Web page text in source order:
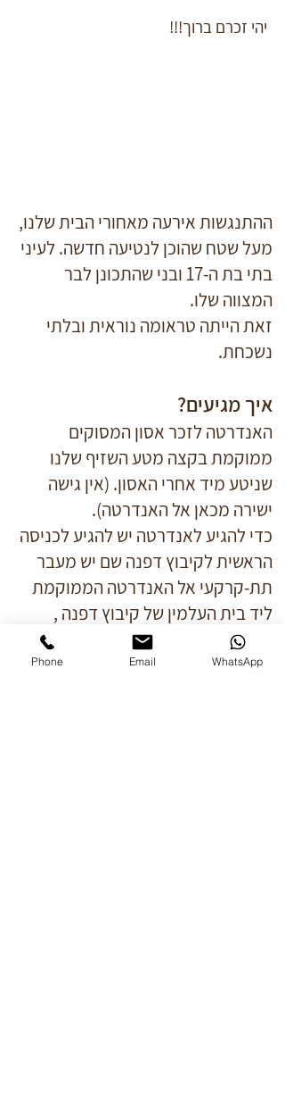
יהי זכרם ברוך!!!
ההתנגשות אירעה מאחורי הבית שלנו,
מעל שטח שהוכן לנטיעה חדשה. לעיני
בתי בת ה-17 ובני שהתכונן לבר
המצווה שלו.
זאת הייתה טראומה נוראית ובלתי
נשכחת.
איך מגיעים?
האנדרטה לזכר אסון המסוקים
ממוקמת בקצה מטע השזיף שלנו
שניטע מיד אחרי האסון. (אין גישה
ישירה מכאן אל האנדרטה).
כדי להגיע לאנדרטה יש להגיע לכניסה
הראשית לקיבוץ דפנה שם יש מעבר
תת-קרקעי אל האנדרטה הממוקמת
ליד בית העלמין של קיבוץ דפנה ,
ליד מסעדת דגי דפנה, במקום נפילת
המסוק הראשון.
Phone Email WhatsApp